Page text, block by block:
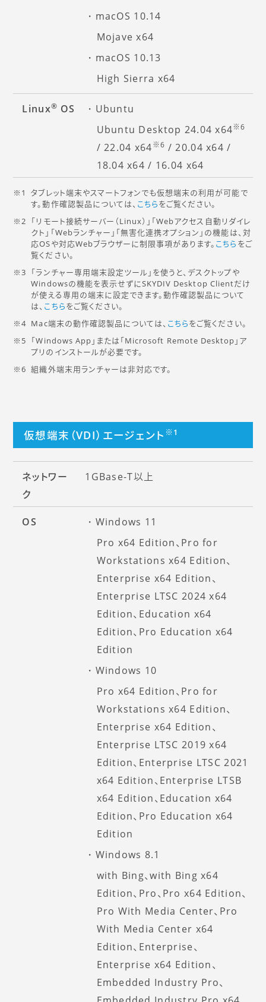
macOS 10.14
Mojave x64
macOS 10.13
High Sierra x64
Linux® OS
Ubuntu
Ubuntu Desktop 24.04 x64※6
/ 22.04 x64※6 / 20.04 x64 /
18.04 x64 / 16.04 x64
タブレット端末やスマートフォンでも仮想端末の利用が可能で
す。動作確認製品については、 こちらをご覧ください。
「リモート接続サーバー（Linux）」「Webアクセス自動リダイレ
クト」「Webランチャー」「無害化連携オプション」の機能は、対
応OSや対応Webブラウザーに制限事項があります。 こちら をご
覧ください。
「ランチャー専用端末設定ツール」を使うと、デスクトップや
Windowsの機能を表示せずにSKYDIV Desktop Clientだけ
が使える専用の端末に設定できます。動作確認製品について
は、 こちらをご覧ください。
Mac端末の動作確認製品については、 こちらをご覧ください。
「Windows App」または「Microsoft Remote Desktop」ア
プリのインストールが必要です。
組織外端末用ランチャーは非対応です。
仮想端末（VDI）エージェント ※1
ネットワー
ク
1GBase-T以上
OS
Windows 11
Pro x64 Edition、Pro for
Workstations x64 Edition、
Enterprise x64 Edition、
Enterprise LTSC 2024 x64
Edition、Education x64
Edition、Pro Education x64
Edition
Windows 10
Pro x64 Edition、Pro for
Workstations x64 Edition、
Enterprise x64 Edition、
Enterprise LTSC 2019 x64
Edition、Enterprise LTSC 2021
x64 Edition、Enterprise LTSB
x64 Edition、Education x64
Edition、Pro Education x64
Edition
Windows 8.1
with Bing、with Bing x64
Edition、Pro、Pro x64 Edition、
Pro With Media Center、Pro
With Media Center x64
Edition、Enterprise、
Enterprise x64 Edition、
Embedded Industry Pro、